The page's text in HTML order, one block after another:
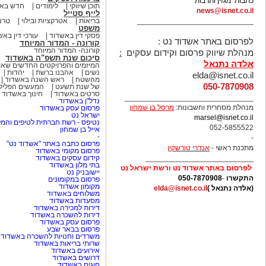
news@isnet.co.il
לפרסום באתר אשדוד נט :
מנהלת שיווק פרסום וקידום עסקים :
אלדה נתנאל
elda@isnet.co.il
050-7870908
מנהלת מסחרית וחשבונות: מרסל בן שמחון
marsel@isnet.co.il
052-5855522
-
מתכנת ראשי - אנדרי טורשקין
לפרסום באתר אשדוד נט ורשת ישראל נט
התקשרו -
050-7870908
(אלדה נתנאל ) elda@isnet.co.il
תוכן שיווקי לימודים חדש
לייף סטייל
בריאות אטרקציות ובילוי
משפט
פסקי דין באשדוד עורכי דין
קורונה - המדור המיוחד
קורונה- המדור המיוחד
סיכום שנת תשפ"ה באשדוד
המיזמים והפרויקטים החדשים
נשים
אהבנו ברשת
יהדות
מהשטח
ראש השנה באשדוד
של שנת תשעט
המעשים
סרטים באשדוד
חינוך באשדוד
נדל"ן באשדוד
פרסום עסק באשדוד
ישראל נט
נטיפס - רשת חברתית לטיפים
אייל בן שמחון
-
פרסום כתבה באתר "אשדוד נט"
פרסום מקומי באשדוד
קידום עסקים באשדוד
בתי מלון באשדוד
יישובניק נט
פרסום במקומונים
מקומון אשדוד
משלוחים באשדוד
מסעדות באשדוד
דירות למכירה באשדוד
דירות להשכרה באשדוד
פרסום עסק באשדוד
פרסום בבאר שבע
משרדים וחנויות להשכרה באשדוד
שרותי בריאות באשדוד
אירועים באשדוד
דרושים באשדוד